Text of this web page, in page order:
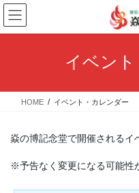
コ
ン
テ
ス
ナ
ビ
ゲ
ン
イベン
HOME イベント・カレンダー
焱の博記念堂で開催されるイ
※予告なく変更になる可能性